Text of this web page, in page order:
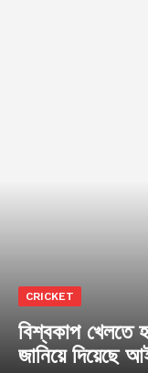
CRICKET
বিশ্বকাপ খেলতে
জানিয়ে দিয়েছে